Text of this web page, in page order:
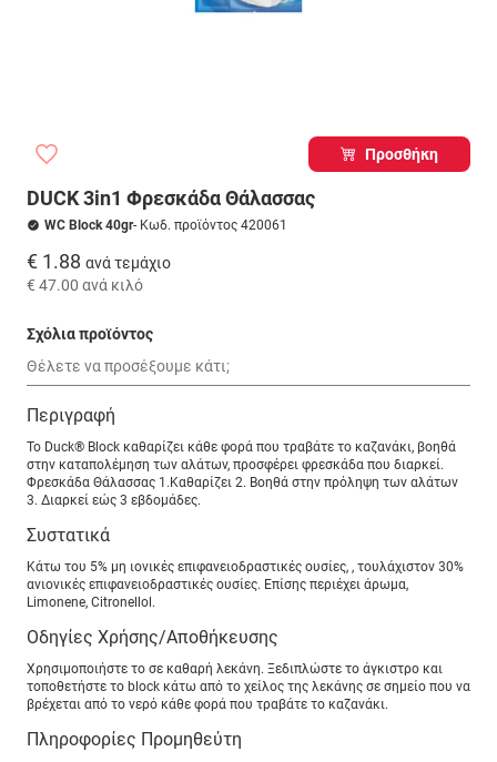
Προσθήκη
DUCK 3in1 Φρεσκάδα Θάλασσας
WC Block 40gr- Κωδ. προϊόντος 420061
€ 1.88 ανά τεμάχιο
€ 47.00 ανά κιλό
Σχόλια προϊόντος
Περιγραφή
Το Duck® Block καθαρίζει κάθε φορά που τραβάτε το καζανάκι, βοηθά
στην καταπολέμηση των αλάτων, προσφέρει φρεσκάδα που διαρκεί.
Φρεσκάδα Θάλασσας 1.Καθαρίζει 2. Βοηθά στην πρόληψη των αλάτων
3. Διαρκεί εώς 3 εβδομάδες.
Συστατικά
Κάτω του 5% μη ιονικές επιφανειοδραστικές ουσίες, , τουλάχιστον 30%
ανιονικές επιφανειοδραστικές ουσίες. Επίσης περιέχει άρωμα,
Limonene, Citronellol.
Οδηγίες Χρήσης/Αποθήκευσης
Χρησιμοποιήστε το σε καθαρή λεκάνη. Ξεδιπλώστε το άγκιστρο και
τοποθετήστε το block κάτω από το χείλος της λεκάνης σε σημείο που να
βρέχεται από το νερό κάθε φορά που τραβάτε το καζανάκι.
Πληροφορίες Προμηθεύτη